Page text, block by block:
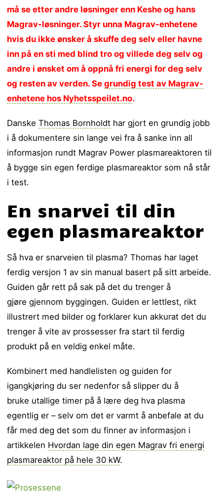
må se etter andre løsninger enn Keshe og hans
Magrav-løsninger. Styr unna Magrav-enhetene
hvis du ikke ønsker å skuffe deg selv eller havne
inn på en sti med blind tro og villede deg selv og
andre i ønsket om å oppnå fri energi for deg selv
og resten av verden. Segrundig test av Magrav-
enhetene hos Nyhetsspeilet.no.
DanskeThomas Bornholdt har gjort en grundig jobb
i å dokumentere sin lange vei fra å sanke inn all
informasjon rundt Magrav Power plasmareaktoren til
å bygge sin egen ferdige plasmareaktor som nå står
i test.
En snarvei til din
egen plasmareaktor
Så hva er snarveien til plasma? Thomas har laget
ferdig versjon 1 av sin manual basert på sitt arbeide.
Guiden går rett på sak på det du trenger å
gjøre gjennom byggingen. Guiden er lettlest, rikt
illustrert med bilder og forklarer kun akkurat det du
trenger å vite av prossesser fra start til ferdig
produkt på en veldig enkel måte.
Kombinert med handlelisten og guiden for
igangkjøring du ser nedenfor så slipper du å
bruke utallige timer på å lære deg hva plasma
egentlig er – selv om det er varmt å anbefale at du
får med deg det som du finner av informasjon i
artikkelen Hvordan lage din egen Magrav fri energi
plasmareaktor på hele 30 kW.